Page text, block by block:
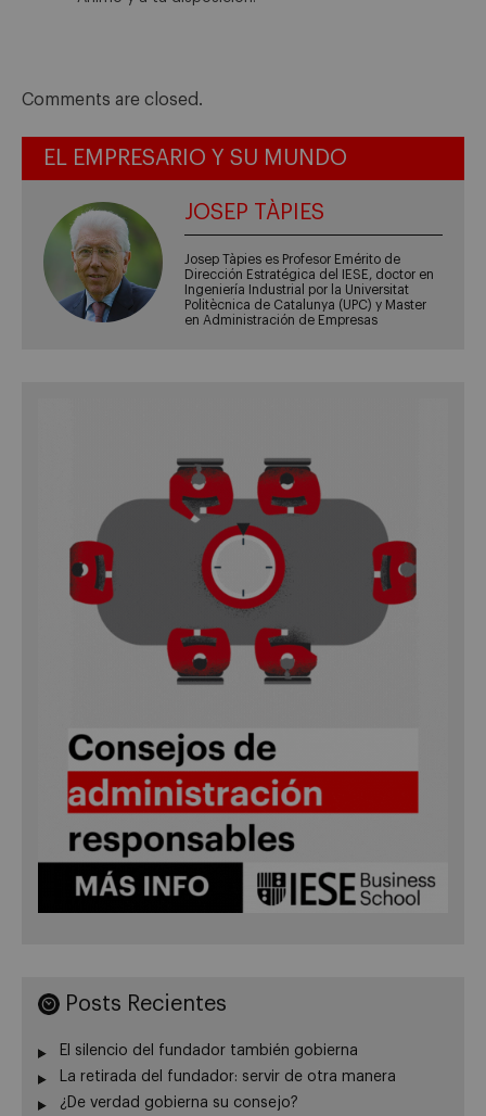
Comments are closed.
EL EMPRESARIO Y SU MUNDO
JOSEP TÀPIES
Josep Tàpies es Profesor Emérito de
Dirección Estratégica del IESE, doctor en
Ingeniería Industrial por la Universitat
Politècnica de Catalunya (UPC) y Master
en Administración de Empresas
Posts Recientes
El silencio del fundador también gobierna
La retirada del fundador: servir de otra manera
¿De verdad gobierna su consejo?